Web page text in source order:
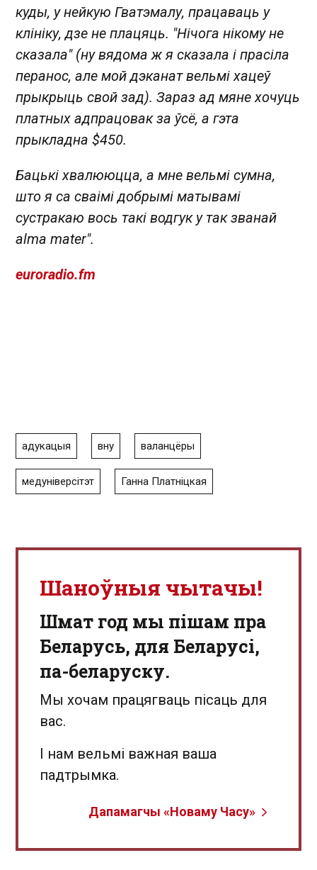
куды, у нейкую Гватэмалу, працаваць у
клініку, дзе не плацяць. "Нічога нікому не
сказала" (ну вядома ж я сказала і прасіла
перанос, але мой дэканат вельмі хацеў
прыкрыць свой зад). Зараз ад мяне хочуць
платных адпрацовак за ўсё, а гэта
прыкладна $450.
Бацькі хвалююцца, а мне вельмі сумна,
што я са сваімі добрымі матывамі
сустракаю вось такі водгук у так званай
alma mater".
euroradio.fm
адукацыя вну валанцёры
медуніверсітэт Ганна Платніцкая
Шаноўныя чытачы!
Шмат год мы пішам пра
Беларусь, для Беларусі,
па-беларуску.
Мы хочам працягваць пісаць для
вас.
І нам вельмі важная ваша
падтрымка.
Дапамагчы «Новаму Часу»